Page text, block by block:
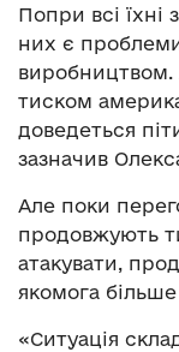
Попри всі
них є
виробництвом.
тиском
доведеться
зазначив
Але поки
продовжують
атакувати,
якомога
«Ситуація